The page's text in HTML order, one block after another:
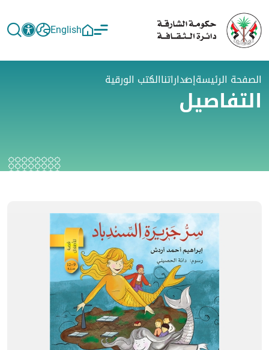
English
الصفحة الرئيسةإصداراتناالكتب الورقية
التفاصيل